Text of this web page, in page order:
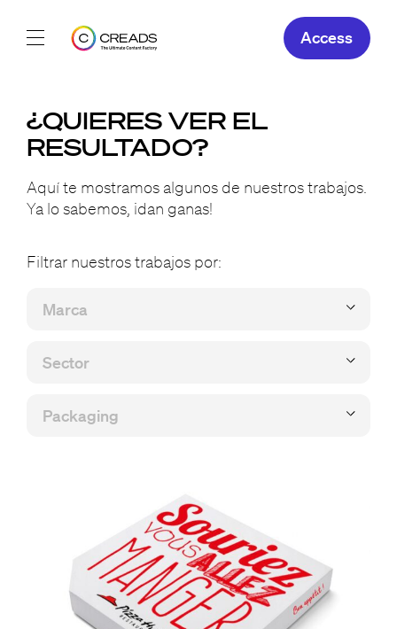
Nuestras ofertas
Creads
Access
¿QUIERES VER EL
RESULTADO?
Aquí te mostramos algunos de nuestros trabajos.
Ya lo sabemos, ¡dan ganas!
Filtrar nuestros trabajos por: